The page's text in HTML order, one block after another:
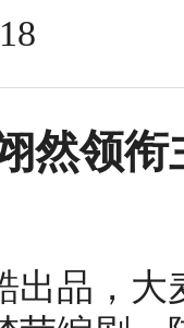
然领
出品，